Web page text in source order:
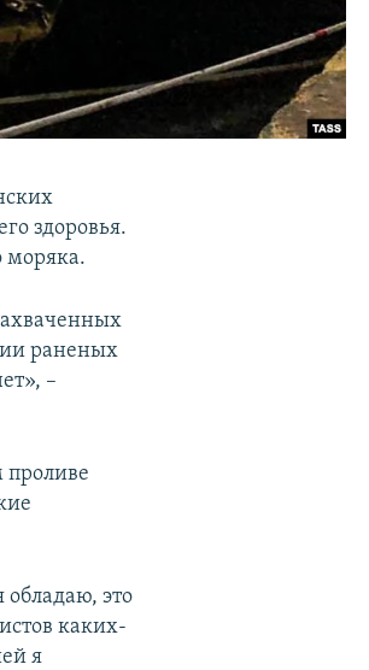
здоровья.
моряка.
раненых
–
проливе
это
каких-
я